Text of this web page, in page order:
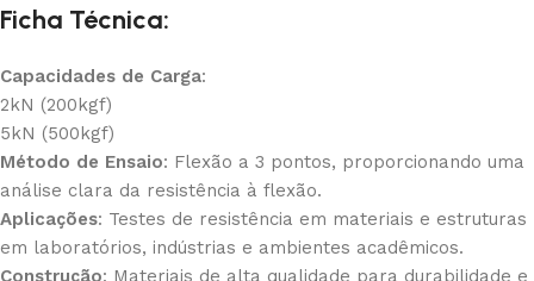
Ficha Técnica:
Capacidades de Carga:
2kN (200kgf)
5kN (500kgf)
Método de Ensaio: Flexão a 3 pontos, proporcionando uma
análise clara da resistência à flexão.
Aplicações: Testes de resistência em materiais e estruturas
em laboratórios, indústrias e ambientes acadêmicos.
Construção: Materiais de alta qualidade para durabilidade e